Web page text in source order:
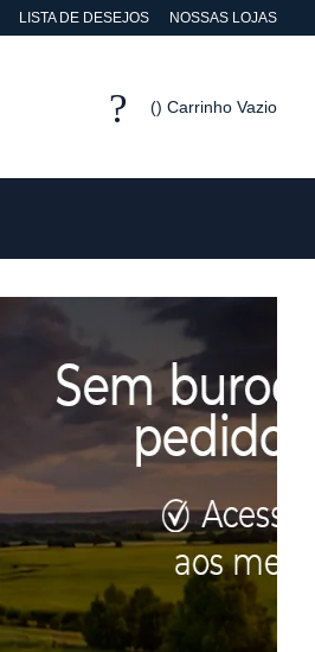
LISTA DE DESEJOS NOSSAS LOJAS
Carrinho Vazio